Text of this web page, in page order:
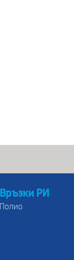
Връзки РИ
Полио